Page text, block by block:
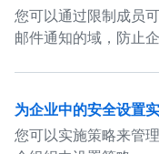
您可以通过限制成员
邮件通知的域，防止
为企业中的安全设置
您可以实施策略来管